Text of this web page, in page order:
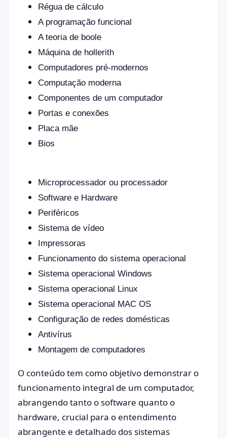
Régua de cálculo
A programação funcional
A teoria de boole
Máquina de hollerith
Computadores pré-modernos
Computação moderna
Componentes de um computador
Portas e conexões
Placa mãe
Bios
Microprocessador ou processador
Software e Hardware
Periféricos
Sistema de vídeo
Impressoras
Funcionamento do sistema operacional
Sistema operacional Windows
Sistema operacional Linux
Sistema operacional MAC OS
Configuração de redes domésticas
Antivírus
Montagem de computadores
O conteúdo tem como objetivo demonstrar o
funcionamento integral de um computador,
abrangendo tanto o software quanto o
hardware, crucial para o entendimento
abrangente e detalhado dos sistemas